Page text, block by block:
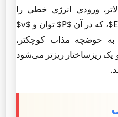
ورودی انرژی خطی را
کاهش می‌دهند ($E_l = P / v$، که در آن $P$ توان و $v$
حوضچه مذاب کوچکتر،
ریزساختار ریزتر می‌شود